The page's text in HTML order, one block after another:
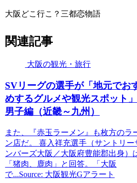
大阪どこ行こ？三都恋物語
関連記事
大阪の観光・旅行
SVリーグの選手が「地元でお
めするグルメや観光スポット」
男子編（近畿～九州）
また、『赤玉ラーメン』も枚方のラ
ン店だ。 喜入祥充選手（サントリー
ンバーズ大阪／大阪府豊能郡出身）
「猪肉、鹿肉」と回答。「大阪
で...Source: 大阪観光Gアラート